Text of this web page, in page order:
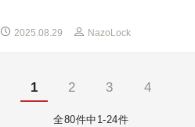
2025.08.29 NazoLock
1 2 3 4
全80件中1-24件